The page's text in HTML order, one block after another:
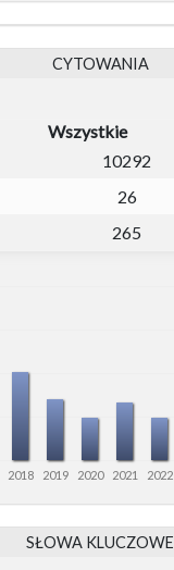
CYTOWANIA
Wszystkie
10292
26
265
2018 2019 2020 2021 2022
SŁOWA KLUCZOWE